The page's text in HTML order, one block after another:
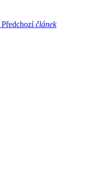
Předchozíčlánek